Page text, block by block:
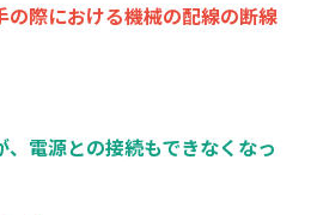
の際における機械の配線の断線
電源との接続もできなくなっ